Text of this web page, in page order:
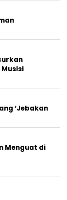
‘Jebakan
Menguat di